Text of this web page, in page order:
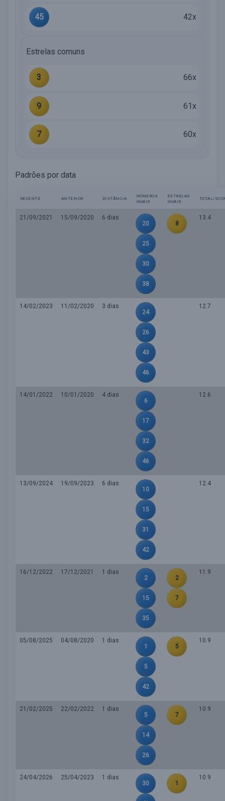
45 42x
Estrelas comuns
3 66x
9 61x
7 60x
Padrões por data
RECENTE ANTERIOR DISTÂNCIA
NÚMEROS
IGUAIS
ESTRELAS
IGUAIS
TOTAL/
21/09/2021 15/09/2020
6 dias
20
25
30
38
8
13.4
14/02/2023 11/02/2020
3 dias
24
26
43
46
12.7
14/01/2022 10/01/2020
4 dias
6
17
32
46
12.6
13/09/2024 19/09/2023
6 dias
10
15
31
42
12.4
16/12/2022 17/12/2021
1 dias
2
15
35
2
7
11.9
05/08/2025 04/08/2020
1 dias
1
5
42
5
10.9
21/02/2025 22/02/2022
1 dias
5
14
26
7
10.9
24/04/2026 25/04/2023
1 dias
30
1
10.9